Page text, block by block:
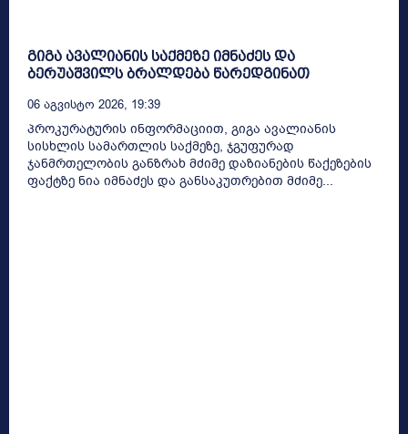
გიგა ავალიანის საქმეზე იმნაძეს და
ბერუაშვილს ბრალდება წარედგინათ
06 Აგვისტო 2026, 19:39
პროკურატურის ინფორმაციით, გიგა ავალიანის
სისხლის სამართლის საქმეზე, ჯგუფურად
ჯანმრთელობის განზრახ მძიმე დაზიანების წაქეზების
ფაქტზე ნია იმნაძეს და განსაკუთრებით მძიმე...